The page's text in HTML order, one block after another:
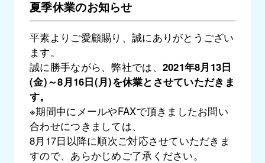
夏季休業のお知らせ
平素よりご愛顧賜り、誠にありがとうござい
ます。
誠に勝手ながら、弊社では、 2021年8月13日
(金)～8月16日(月)を休業とさせていただきま
す。
※期間中にメールやFAXで頂きましたお問い
合わせにつきましては、
8月17日以降に順次ご対応させていただきま
すので、あらかじめご了承ください。